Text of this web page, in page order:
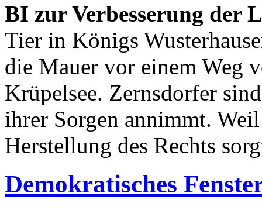
BI zur Verbesserung der
Tier in Königs
die Mauer vor einem Weg
Krüpelsee. Zernsdorfer
ihrer Sorgen annimmt.
Herstellung des Rechts
Demokratisches